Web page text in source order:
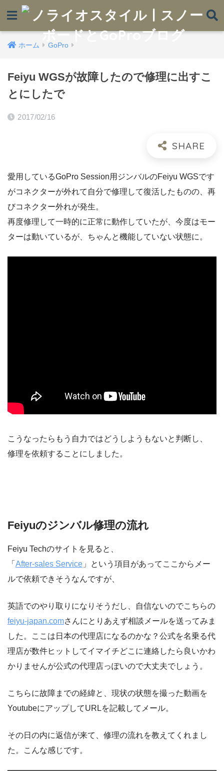
ホーム GoPro
Feiyu WGSが故障したので修理に出すこ
とにしたで
2017/02/16
愛用しているGoPro Session用ジンバルのFeiyu WGSです
がコネクターが外れて自分で修理して復活したものの、再
びコネクター外れが発生。
再度修理して一時的に正常に動作していたが、今度はモー
ターは動いているが、ちゃんと機能していない状態に。
こうなったらもう自力ではどうしようもないと判断し、
修理を依頼することにしました。
Feiyuのジンバル修理の流れ
Feiyu Techのサイトを見ると、
「 After-sales Service 」という項目があってここからメー
ルで依頼できそうなんですが、
英語でのやり取りになりそうだし、自信ないのでこちらの
feiyu-japan.comさんにとりあえず相談メールを送ってみま
した。ここは日本の代理店になるのかな？公式を名乗る代
理店が数件ヒットしてイマイチどこに連絡したら良いかわ
かりませんが公式の代理店っぽいので大丈夫でしょう。
こちらに故障までの経緯と、現状の状態を撮った動画を
YoutubeにアップしてURLを記載してメール。
その日の内に返信が来て、修理の流れを教えてくれまし
た。こんな感じです。